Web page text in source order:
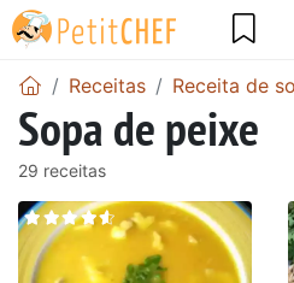
Receitas Receita de
Sopa de peixe
29 receitas